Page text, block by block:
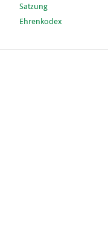
Satzung
Ehrenkodex